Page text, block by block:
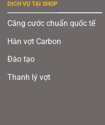
DỊCH VỤ TẠI SHOP
Căng cước chuẩn quốc tế
Hàn vợt Carbon
Đào tạo
Thanh lý vợt